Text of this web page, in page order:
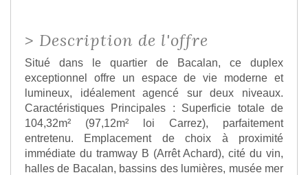
> Description de l'offre
Situé dans le quartier de Bacalan, ce duplex
exceptionnel offre un espace de vie moderne et
lumineux, idéalement agencé sur deux niveaux.
Caractéristiques Principales : Superficie totale de
104,32m² (97,12m² loi Carrez), parfaitement
entretenu. Emplacement de choix à proximité
immédiate du tramway B (Arrêt Achard), cité du vin,
halles de Bacalan, bassins des lumières, musée mer